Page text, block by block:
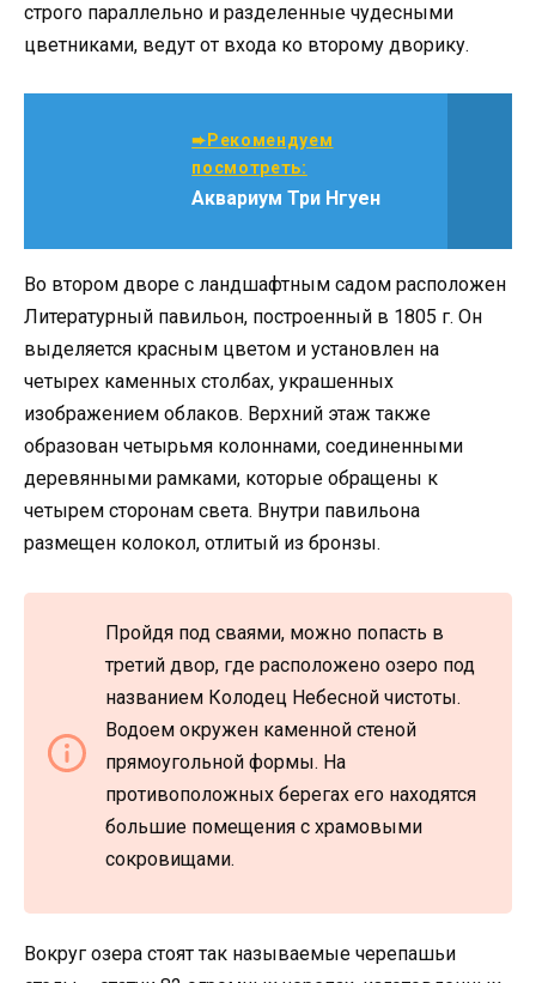
строго параллельно и разделенные чудесными
цветниками, ведут от входа ко второму дворику.
➨Рекомендуем
посмотреть:
Аквариум Три Нгуен
Во втором дворе с ландшафтным садом расположен
Литературный павильон, построенный в 1805 г. Он
выделяется красным цветом и установлен на
четырех каменных столбах, украшенных
изображением облаков. Верхний этаж также
образован четырьмя колоннами, соединенными
деревянными рамками, которые обращены к
четырем сторонам света. Внутри павильона
размещен колокол, отлитый из бронзы.
Пройдя под сваями, можно попасть в
третий двор, где расположено озеро под
названием Колодец Небесной чистоты.
Водоем окружен каменной стеной
прямоугольной формы. На
противоположных берегах его находятся
большие помещения с храмовыми
сокровищами.
Вокруг озера стоят так называемые черепашьи